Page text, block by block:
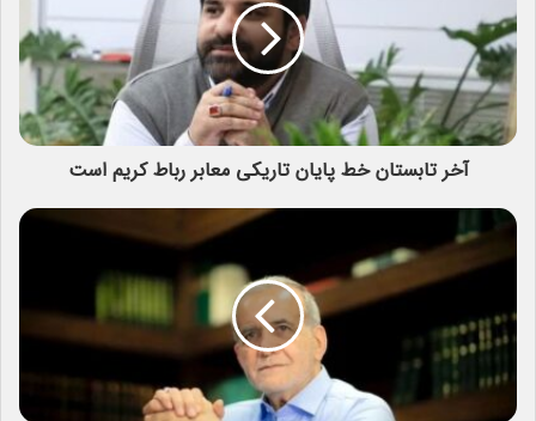
آخر تابستان خط پایان تاریکی معابر رباط کریم است